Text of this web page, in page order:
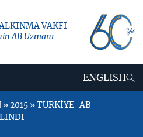
VAKFI
AB Uzmanı
ENGLISH
» 2015 » TÜRKİYE-AB